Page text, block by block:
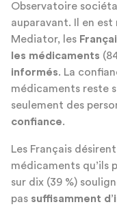
Observatoire
auparavant. Il en
Mediator, les
les médicaments
informés. La
médicaments reste
seulement des
confiance.
Les Français
médicaments qu’ils
sur dix (39 %)
pas suffisamment